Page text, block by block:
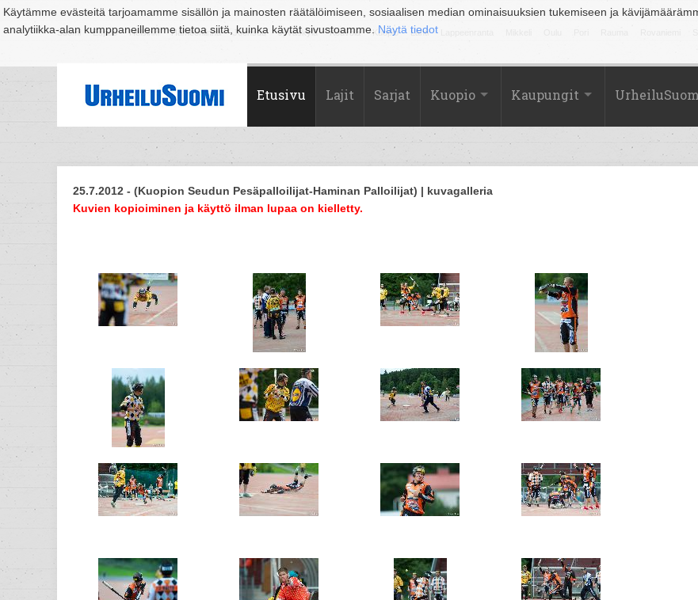
Käytämme evästeitä tarjoamamme sisällön ja mainosten räätälöimiseen, sosiaalisen median ominaisuuksien tukemiseen ja
analytiikka-alan kumppaneillemme tietoa siitä, kuinka käytät sivustoamme. Näytä tiedot
Suomi Espoo Helsinki Hämeenlinna Joensuu Jyväskylä Kouvola Kuopio Lahti
Etusivu Lajit Sarjat Kuopio Kaupungit
25.7.2012 - (Kuopion Seudun Pesäpalloilijat-Haminan Palloilijat) | kuvagalleria
Kuvien kopioiminen ja käyttö ilman lupaa on kielletty.